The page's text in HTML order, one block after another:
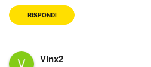
RISPONDI
Vinx2